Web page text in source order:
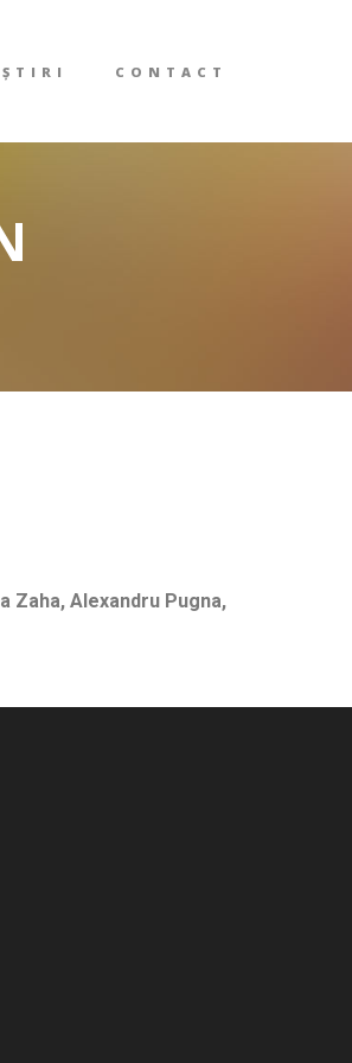
ȘTIRI CONTACT
Zaha, Alexandru Pugna,